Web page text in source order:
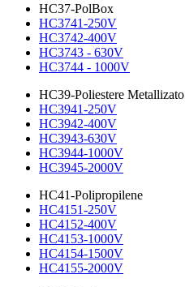
HC37-PolBox
HC3741-250V
HC3742-400V
HC3743 - 630V
HC3744 - 1000V
HC39-Poliestere Metallizato
HC3941-250V
HC3942-400V
HC3943-630V
HC3944-1000V
HC3945-2000V
HC41-Polipropilene
HC4151-250V
HC4152-400V
HC4153-1000V
HC4154-1500V
HC4155-2000V